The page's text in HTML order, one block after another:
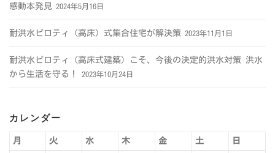
感動本発見 2024年5月16日
耐洪水ピロティ（高床）式集合住宅が解決策 2023年11月1日
耐洪水ピロティ（高床式建築）こそ、今後の決定的洪水対策 洪水
から生活を守る！
2023年10月24日
カレンダー
月 火 水 木 金 土 日